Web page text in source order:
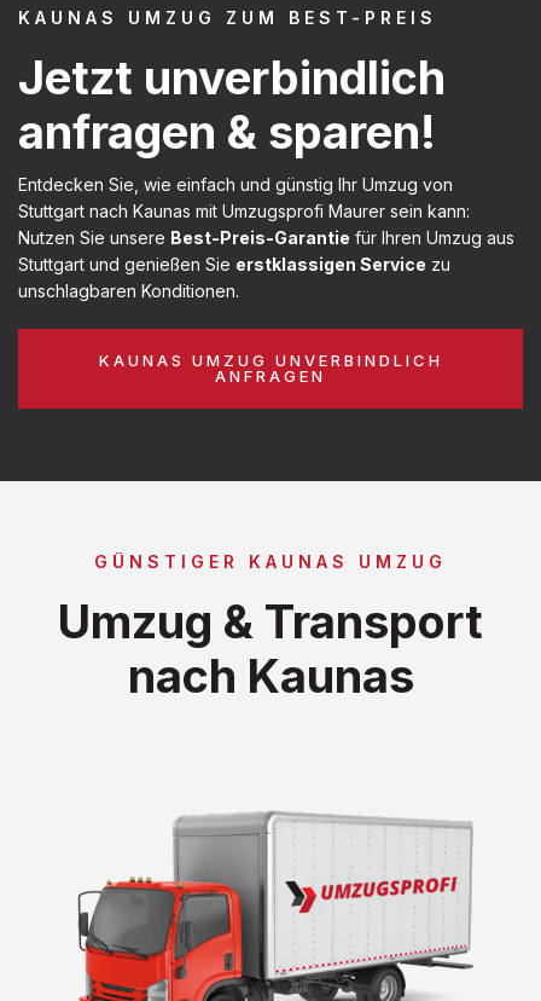
KAUNAS UMZUG ZUM BEST-PREIS
Jetzt unverbindlich
anfragen & sparen!
Entdecken Sie, wie einfach und günstig Ihr Umzug von
Stuttgart nach Kaunas mit Umzugsprofi Maurer sein kann:
Nutzen Sie unsere Best-Preis-Garantie für Ihren Umzug aus
Stuttgart und genießen Sie erstklassigen Service zu
unschlagbaren Konditionen.
KAUNAS UMZUG UNVERBINDLICH
ANFRAGEN
GÜNSTIGER KAUNAS UMZUG
Umzug & Transport
nach Kaunas